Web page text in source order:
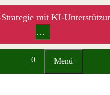
mit KI-
…
0 Menü